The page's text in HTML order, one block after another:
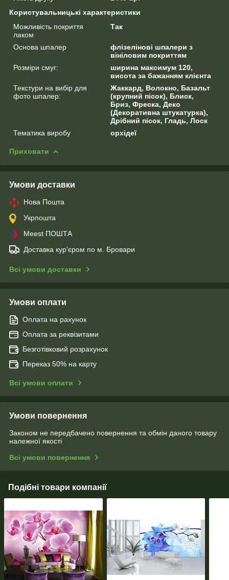
Користувальницькі характеристики
Можливість покриття
лаком
Так
Основа шпалер
флізелінові шпалери з
вініловим покриттям
Розміри смуг:
ширина максимум 120,
висота за бажанням клієнта
Текстури на вибір для
фото шпалер:
Жаккард, Волокно, Базальт
(крупний пісок), Блиск,
Бриз, Фреска, Деко
(Декоративна штукатурка),
Дрібний пісок, Гладь, Лоск
Тематика виробу
орхідеї
Приховати
Умови доставки
Нова Пошта
Укрпошта
Meest ПОШТА
Доставка кур'єром по м. Бровари
Всі умови доставки
Умови оплати
Оплата на рахунок
Оплата за реквізитами
Безготівковий розрахунок
Переказ 50% на карту
Всі умови оплати
Умови повернення
Законом не передбачено повернення та обмін даного товару
належної якості
Всі умови повернення
Подібні товари компанії